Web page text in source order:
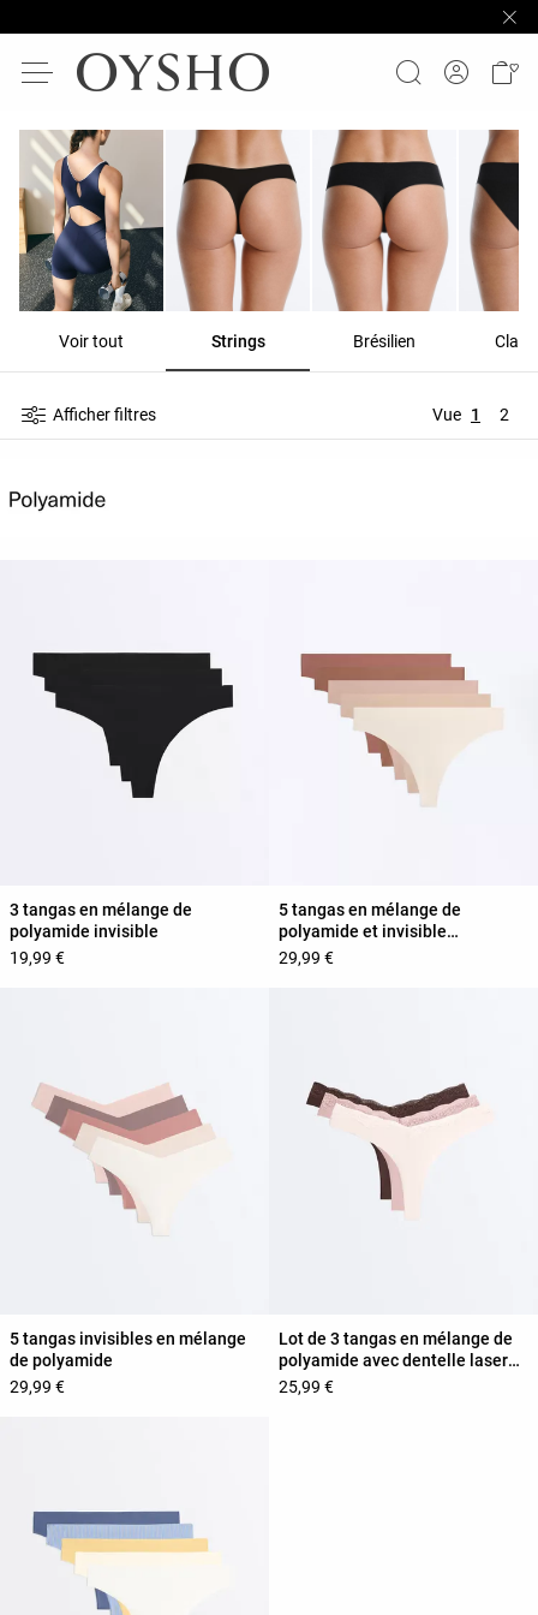
Voir tout Strings Brésilien
Afficher filtres Vue 1 2
3 tangas en mélange de
polyamide invisible
19,99 €
5 tangas en mélange de
polyamide et invisible
PANTONE™
29,99 €
5 tangas invisibles en mélange
de polyamide
29,99 €
Lot de 3 tangas en mélange de
polyamide avec dentelle laser
cut
25,99 €